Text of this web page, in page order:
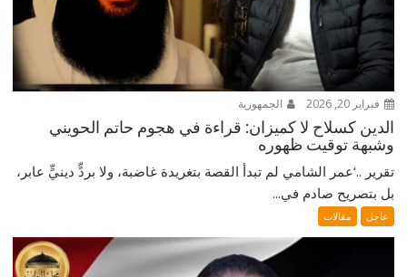
فبراير 20, 2026 الجمهورية
الدين كسلاح لا كميزان: قراءة في هجوم حاتم الحويني
وشبهة توقيت ظهوره
تقرير ..‘عمر الشامي لم تبدأ القصة بتغريدة غاضبة، ولا بردٍّ دينيٍّ عابر،
بل بتصريح صادم في...
عاجل مقالات